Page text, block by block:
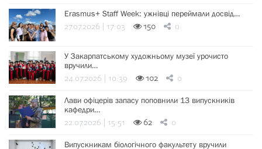
Erasmus+ Staff Week: ужнівці переймали досвід…
27.07.2026 | 17:03 150 0
У Закарпатському художньому музеї урочисто
вручили…
24.07.2026 | 10:39 102 0
Лави офіцерів запасу поповнили 13 випускників
кафедри…
22.07.2026 | 15:51 62 0
Випускникам біологічного факультету вручили